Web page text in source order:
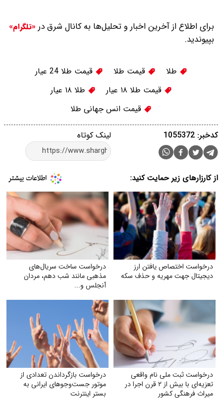
برای اطلاع از آخرین اخبار و تحلیل‌ها به کانال شرق در «تلگرام»
بپیوندید.
طلا قیمت طلا
قیمت طلا 24 عیار
قیمت طلا ۱۸ عیار
طلا ۱۸ عیار
قیمت انس جهانی طلا
لینک کوتاه کدخبر: 1055372
از کارزارهای زیر حمایت کنید:
درخواست اختصاص یافتن ارز
دیجیتال جهت مهریه و حذف سکه
درخواست ساخت سریال‌های
مذهبی مانند شب دهم، مردان
آنجلس و...
درخواست ثبت ملی نام واقعی
تعزیه‌ای با بیش از ۲ قرن اجرا در
میراث فرهنگی کشور
درخواست بازگرداندن تعدادی از
موتور جست‌وجوهای ایرانی به
بستر اینترنت